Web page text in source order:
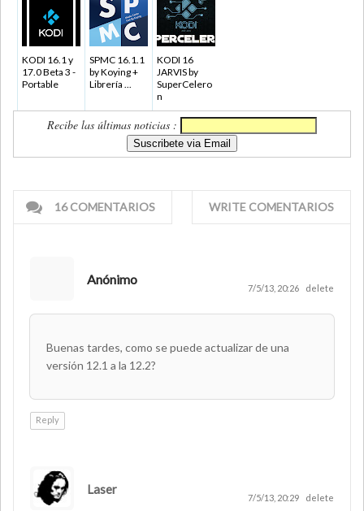
KODI 16.1 y
17.0 Beta 3 -
Portable
SPMC 16.1.1
by Koying +
Librería ...
KODI 16
JARVIS by
SuperCelero
n
Recibe las últimas noticias :
16 COMENTARIOS WRITE COMENTARIOS
Anónimo
7/5/13, 20:26 delete
Buenas tardes, como se puede actualizar de una
versión 12.1 a la 12.2?
Reply
Laser
7/5/13, 20:29 delete